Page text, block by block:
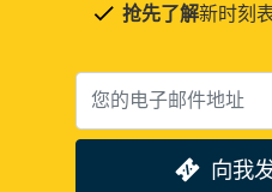
抢先了解新时刻
向我